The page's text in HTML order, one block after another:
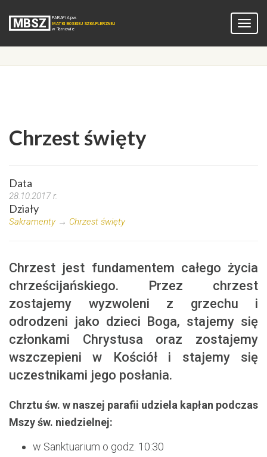
Chrzest święty
Data
28.10.2017 r.
Działy
Sakramenty→ Chrzest święty
Chrzest jest fundamentem całego życia
chrześcijańskiego. Przez chrzest
zostajemy wyzwoleni z grzechu i
odrodzeni jako dzieci Boga, stajemy się
członkami Chrystusa oraz zostajemy
wszczepieni w Kościół i stajemy się
uczestnikami jego posłania.
Chrztu św. w naszej parafii udziela kapłan podczas
Mszy św. niedzielnej:
w Sanktuarium o godz. 10:30